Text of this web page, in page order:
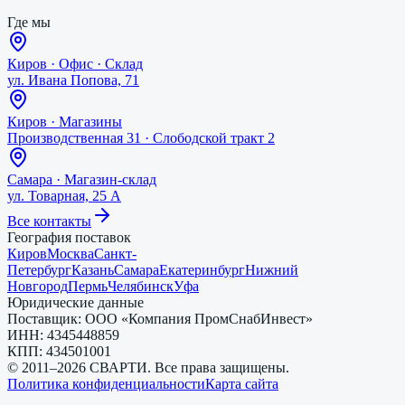
Где мы
Киров · Офис · Склад
ул. Ивана Попова, 71
Киров · Магазины
Производственная 31 · Слободской тракт 2
Самара · Магазин-склад
ул. Товарная, 25 А
Все контакты
География поставок
КировМоскваСанкт-
ПетербургКазаньСамараЕкатеринбургНижний
НовгородПермьЧелябинскУфа
Юридические данные
Поставщик: ООО «Компания ПромСнабИнвест»
ИНН: 4345448859
КПП: 434501001
© 2011–2026 СВАРТИ. Все права защищены.
Политика конфиденциальностиКарта сайта